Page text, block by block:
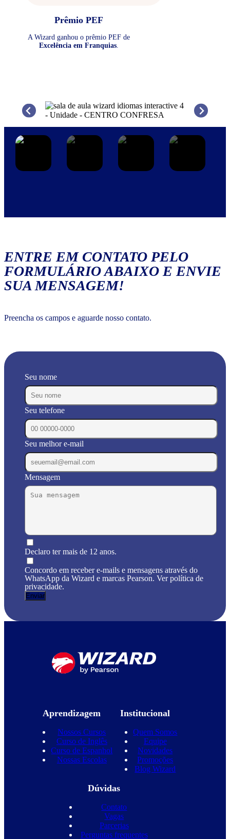
Prêmio PEF
A Wizard ganhou o prêmio PEF de
Excelência em Franquias.
ENTRE EM CONTATO PELO
FORMULÁRIO ABAIXO E ENVIE
SUA MENSAGEM!
Preencha os campos e aguarde nosso contato.
Seu nome
Seu telefone
Seu melhor e-mail
Mensagem
Declaro ter mais de 12 anos.
Concordo em receber e-mails e mensagens através do
WhatsApp da Wizard e marcas Pearson. Ver política de
privacidade.
Aprendizagem
Nossos Cursos
Curso de Inglês
Curso de Espanhol
Nossas Escolas
Institucional
Quem Somos
Equipe
Novidades
Promoções
Blog Wizard
Dúvidas
Contato
Vagas
Parcerias
Perguntas frequentes